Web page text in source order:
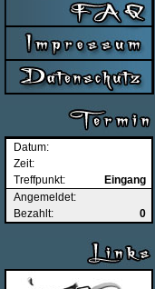
Datum:
Zeit:
Treffpunkt:
Eingang
Angemeldet:
Bezahlt:
0